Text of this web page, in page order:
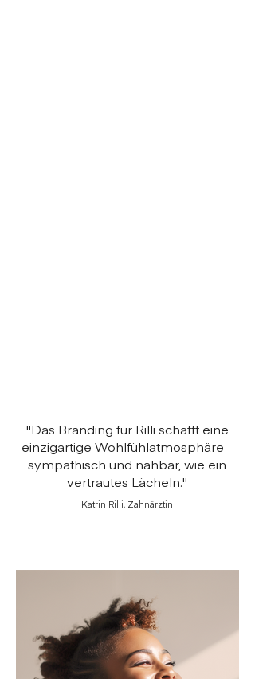
"Das Branding für Rilli schafft eine
einzigartige Wohlfühlatmosphäre –
sympathisch und nahbar, wie ein
vertrautes Lächeln."
Katrin Rilli, Zahnärztin